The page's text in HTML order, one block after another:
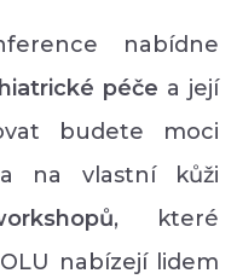
nabídne
péče a její
budete moci
na vlastní kůži
, které
nabízejí lidem